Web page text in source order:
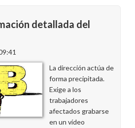
detallada del
La dirección actúa de
forma precipitada.
Exige a los
trabajadores
afectados grabarse
en un vídeo